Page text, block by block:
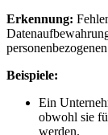
Erkennung:
Beispiele:
Ein
obwohl sie
werden.